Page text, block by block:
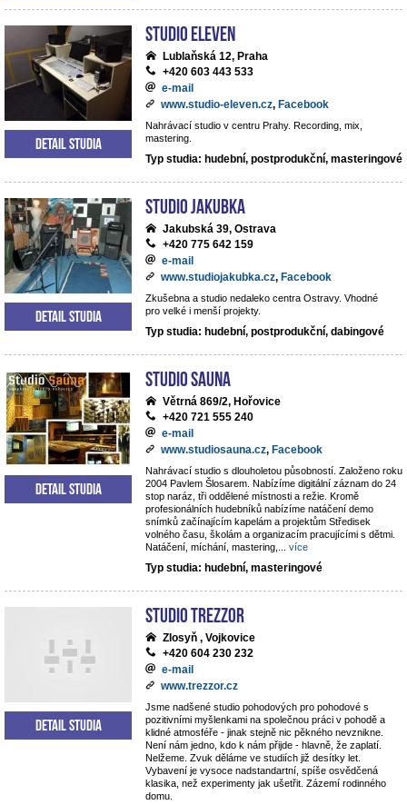
Studio Eleven
Lublaňská 12, Praha
+420 603 443 533
e-mail
www.studio-eleven.cz, Facebook
Nahrávací studio v centru Prahy. Recording, mix,
mastering.
Typ studia: hudební, postprodukční, masteringové
Detail studia
Studio Jakubka
Jakubská 39, Ostrava
+420 775 642 159
e-mail
www.studiojakubka.cz, Facebook
Zkušebna a studio nedaleko centra Ostravy. Vhodné
pro velké i menší projekty.
Typ studia: hudební, postprodukční, dabingové
Detail studia
Studio Sauna
Větrná 869/2, Hořovice
+420 721 555 240
e-mail
www.studiosauna.cz, Facebook
Nahrávací studio s dlouholetou působností. Založeno roku
2004 Pavlem Šlosarem. Nabízíme digitální záznam do 24
stop naráz, tři oddělené místnosti a režie. Kromě
profesionálních hudebníků nabízíme natáčení demo
snímků začínajícím kapelám a projektům Středisek
volného času, školám a organizacím pracujícími s dětmi.
Natáčení, míchání, mastering,
více
Typ studia: hudební, masteringové
Detail studia
STUDIO TREZZOR
Zlosyň , Vojkovice
+420 604 230 232
e-mail
www.trezzor.cz
Jsme nadšené studio pohodových pro pohodové s
pozitivními myšlenkami na společnou práci v pohodě a
klidné atmosféře - jinak stejně nic pěkného nevznikne.
Není nám jedno, kdo k nám přijde - hlavně, že zaplatí.
Nelžeme. Zvuk děláme ve studiích již desítky let.
Vybavení je vysoce nadstandartní, spíše osvědčená
klasika, než experimenty jak ušetřit. Zázemí rodinného
domu.
Detail studia